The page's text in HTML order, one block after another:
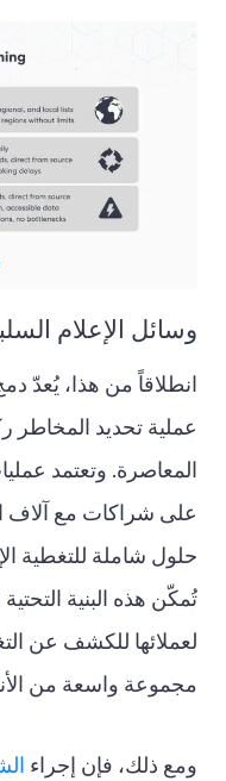
وسائل الإعلام
انطلاقاً من هذا، يُعدّ
عملية تحديد المخاطر
المعاصرة. وتعتمد
على شراكات مع آلاف
حلول شاملة للتغطية
تُمكّن هذه البنية
لعملائها للكشف عن
مجموعة واسعة من
ومع ذلك، فإن إجراء